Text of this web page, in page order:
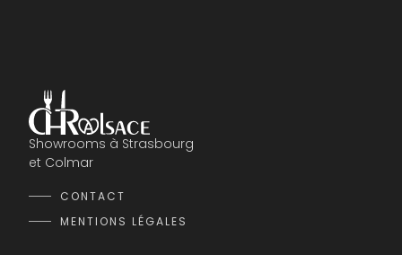
Showrooms à Strasbourg
et Colmar
CONTACT
MENTIONS LÉGALES